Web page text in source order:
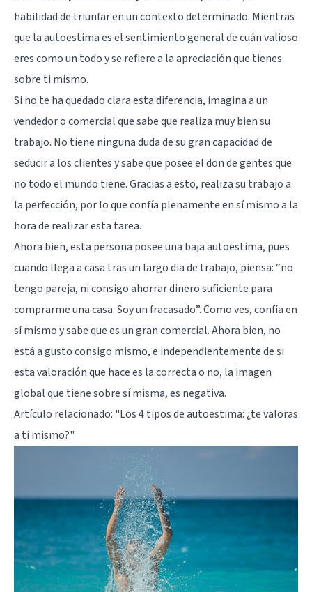
habilidad de triunfar en un contexto determinado. Mientras
que la autoestima es el sentimiento general de cuán valioso
eres como un todo y se refiere a la apreciación que tienes
sobre ti mismo.
Si no te ha quedado clara esta diferencia, imagina a un
vendedor o comercial que sabe que realiza muy bien su
trabajo. No tiene ninguna duda de su gran capacidad de
seducir a los clientes y sabe que posee el don de gentes que
no todo el mundo tiene. Gracias a esto, realiza su trabajo a
la perfección, por lo que confía plenamente en sí mismo a la
hora de realizar esta tarea.
Ahora bien, esta persona posee una baja autoestima, pues
cuando llega a casa tras un largo dia de trabajo, piensa: “no
tengo pareja, ni consigo ahorrar dinero suficiente para
comprarme una casa. Soy un fracasado”. Como ves, confía en
sí mismo y sabe que es un gran comercial. Ahora bien, no
está a gusto consigo mismo, e independientemente de si
esta valoración que hace es la correcta o no, la imagen
global que tiene sobre sí misma, es negativa.
Artículo relacionado: "Los 4 tipos de autoestima: ¿te valoras
a ti mismo?"